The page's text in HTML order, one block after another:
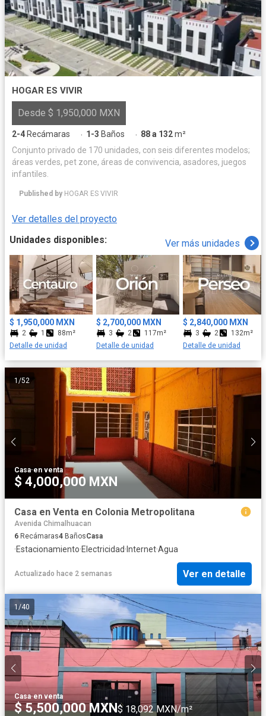
HOGAR ES VIVIR
Desde $ 1,950,000 MXN
2-4 Recámaras · 1-3 Baños · 88 a 132m²
Conjunto privado de 170 unidades, con seis diferentes modelos;
áreas verdes, pet zone, áreas de convivencia, asadores, juegos
infantiles.
Published by HOGAR ES VIVIR
Ver detalles del proyecto
Unidades disponibles:
Ver más unidades
$ 1,950,000 MXN
2 1
88m²
Detalle de unidad
$ 2,700,000 MXN
3 2
117m²
Detalle de unidad
$ 2,840,000 MXN
3 2
132m²
Detalle de unidad
1 /52
Casa·en venta
$ 4,000,000 MXN
Casa en Venta en Colonia Metropolitana
Avenida Chimalhuacan
6 Recámaras4 BañosCasa
·Estacionamiento·Electricidad· Internet·Agua
Actualizado hace 2 semanas Ver en detalle
1 /40
Casa·en venta
$ 5,500,000 MXN$ 18,092 MXN/m²